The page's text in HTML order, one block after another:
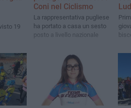
19
Coni nel Ciclismo
La rappresentativa pugliese
ha portato a casa un sesto
posto a livello nazionale